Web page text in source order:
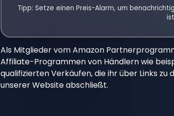
Tipp: Setze einen Preis-Alarm, um
Als Mitglieder vom Amazon
Affiliate-Programmen von Händlern wie
qualifizierten Verkäufen, die ihr über Links
unserer Website abschließt.